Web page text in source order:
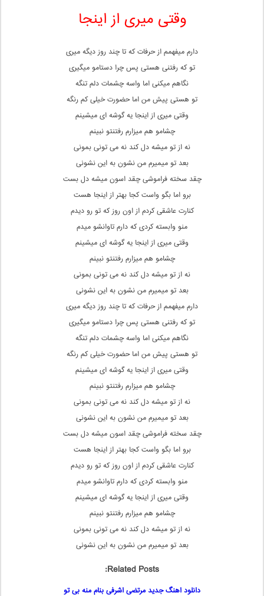
وقتی میری از اینجا
دارم میفهمم از حرفات که تا چند روز دیگه میری
تو که رفتنی هستی پس چرا دستامو میگیری
نگاهم میکنی اما واسه چشمات دلم تنگه
تو هستی پیش من اما حضورت خیلی کم رنگه
وقتی میری از اینجا یه گوشه ای میشینم
چشامو هم میزارم رفتنتو نبینم
نه از تو میشه دل کند نه می تونی بمونی
بعد تو میمیرم من نشون به این نشونی
چقد سخته فراموشی چقد اسون میشه دل بست
برو اما بگو واست کجا بهتر از اینجا هست
کنارت عاشقی کردم از اون روز که تو رو دیدم
منو وابسته کردی که دارم تاوانشو میدم
وقتی میری از اینجا یه گوشه ای میشینم
چشامو هم میزارم رفتنتو نبینم
نه از تو میشه دل کند نه می تونی بمونی
بعد تو میمیرم من نشون به این نشونی
دارم میفهمم از حرفات که تا چند روز دیگه میری
تو که رفتنی هستی پس چرا دستامو میگیری
نگاهم میکنی اما واسه چشمات دلم تنگه
تو هستی پیش من اما حضورت خیلی کم رنگه
وقتی میری از اینجا یه گوشه ای میشینم
چشامو هم میزارم رفتنتو نبینم
نه از تو میشه دل کند نه می تونی بمونی
بعد تو میمیرم من نشون به این نشونی
چقد سخته فراموشی چقد اسون میشه دل بست
برو اما بگو واست کجا بهتر از اینجا هست
کنارت عاشقی کردم از اون روز که تو رو دیدم
منو وابسته کردی که دارم تاوانشو میدم
وقتی میری از اینجا یه گوشه ای میشینم
چشامو هم میزارم رفتنتو نبینم
نه از تو میشه دل کند نه می تونی بمونی
بعد تو میمیرم من نشون به این نشونی
Related Posts:
دانلود اهنگ جدید مرتضی اشرفی بنام منه بی تو